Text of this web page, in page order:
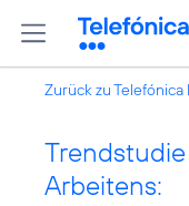
Zurück zu
Arbeitens: